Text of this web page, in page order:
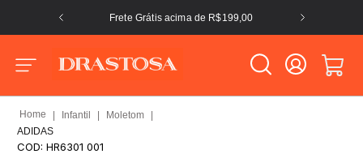
Frete Grátis acima de R$199,00
Infantil
Moletom
ADIDAS
COD: HR6301 001